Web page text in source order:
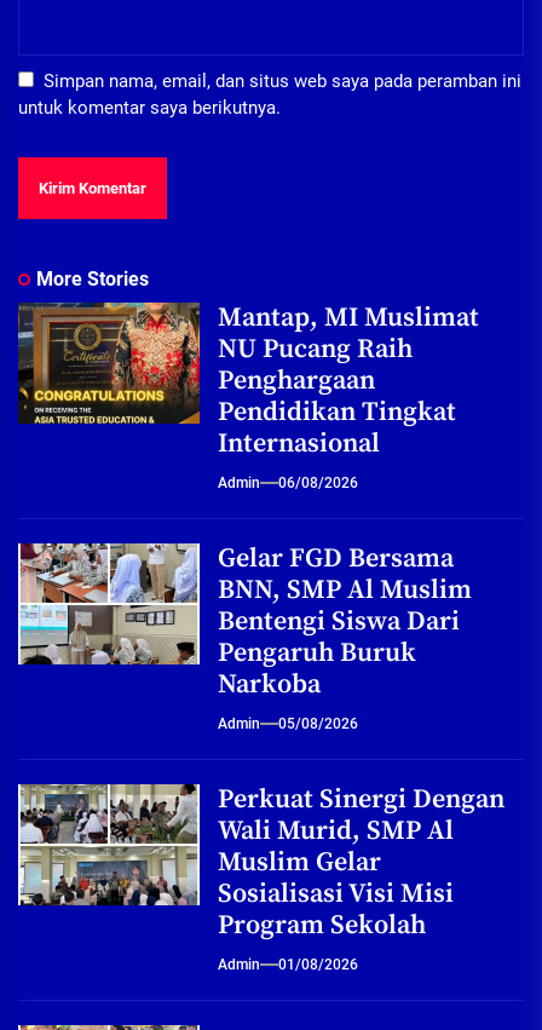
Simpan nama, email, dan situs web saya pada peramban ini
untuk komentar saya berikutnya.
More Stories
Mantap, MI Muslimat
NU Pucang Raih
Penghargaan
Pendidikan Tingkat
Internasional
Admin 06/08/2026
Gelar FGD Bersama
BNN, SMP Al Muslim
Bentengi Siswa Dari
Pengaruh Buruk
Narkoba
Admin 05/08/2026
Perkuat Sinergi Dengan
Wali Murid, SMP Al
Muslim Gelar
Sosialisasi Visi Misi
Program Sekolah
Admin 01/08/2026